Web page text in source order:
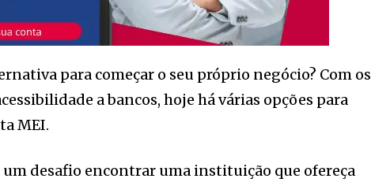
para começar o seu próprio negócio? Com os
a bancos, hoje há várias opções para
MEI.
um desafio encontrar uma instituição que ofereça